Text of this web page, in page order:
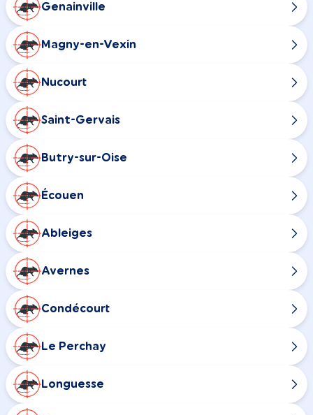
Genainville
Magny-en-Vexin
Nucourt
Saint-Gervais
Butry-sur-Oise
Écouen
Ableiges
Avernes
Condécourt
Le Perchay
Longuesse